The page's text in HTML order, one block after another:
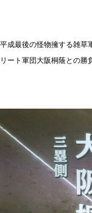
平成最後の怪物擁する雑草
リート軍団大阪桐蔭との勝